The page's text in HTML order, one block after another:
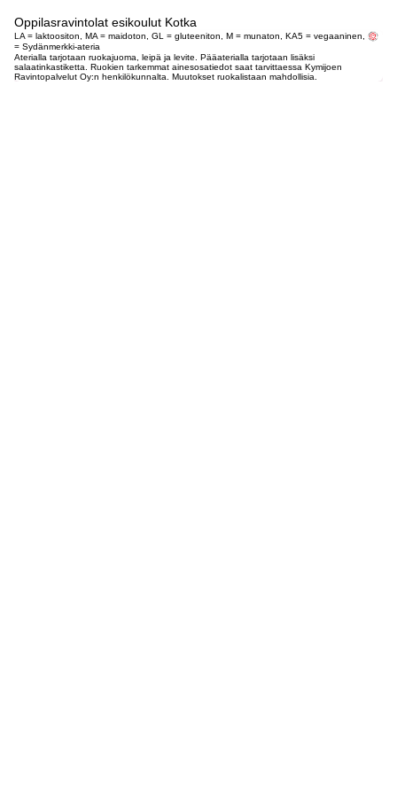
Oppilasravintolat esikoulut Kotka
LA = laktoositon, MA = maidoton, GL = gluteeniton, M = munaton, KA5 = vegaaninen,
= Sydänmerkki-ateria
Aterialla tarjotaan ruokajuoma, leipä ja levite. Pääaterialla tarjotaan lisäksi
salaatinkastiketta. Ruokien tarkemmat ainesosatiedot saat tarvittaessa Kymijoen
Ravintopalvelut Oy:n henkilökunnalta. Muutokset ruokalistaan mahdollisia.